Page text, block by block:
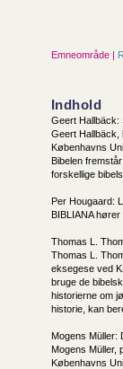
Emneområde |
Indhold
Geert Hallbäck:
Geert Hallbäck,
Københavns
Bibelen
forskellige
Per Hougaard:
BIBLIANA
Thomas L.
Thomas L.
eksegese ved
bruge de
historierne om
historie, kan
Mogens Müller:
Mogens Müller,
Københavns